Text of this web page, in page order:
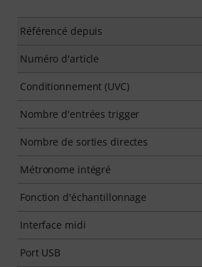
Référencé depuis
Numéro d'article
Conditionnement (UVC)
Nombre d'entrées trigger
Nombre de sorties directes
Métronome intégré
Fonction d'échantillonnage
Interface midi
Port USB